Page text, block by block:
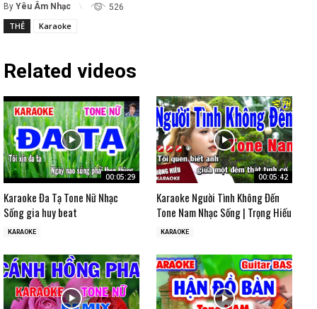
By Yêu Âm Nhạc 526
THẺ Karaoke
Related videos
00:05:29
Karaoke Đa Tạ Tone Nữ Nhạc
Sống gia huy beat
KARAOKE
00:05:42
Karaoke Người Tình Không Đến
Tone Nam Nhạc Sống | Trọng Hiếu
KARAOKE